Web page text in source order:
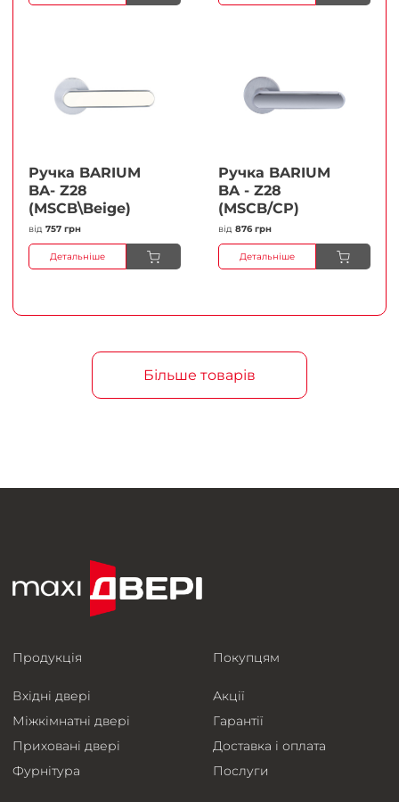
Ручка BARIUM
BA- Z28
(MSCB\Beige)
від 757 грн
Детальніше
Ручка BARIUM
BA - Z28
(MSCB/CP)
від 876 грн
Детальніше
Більше товарів
Продукція
Вхідні двері
Міжкімнатні двері
Приховані двері
Фурнітура
Покупцям
Акції
Гарантії
Доставка і оплата
Послуги